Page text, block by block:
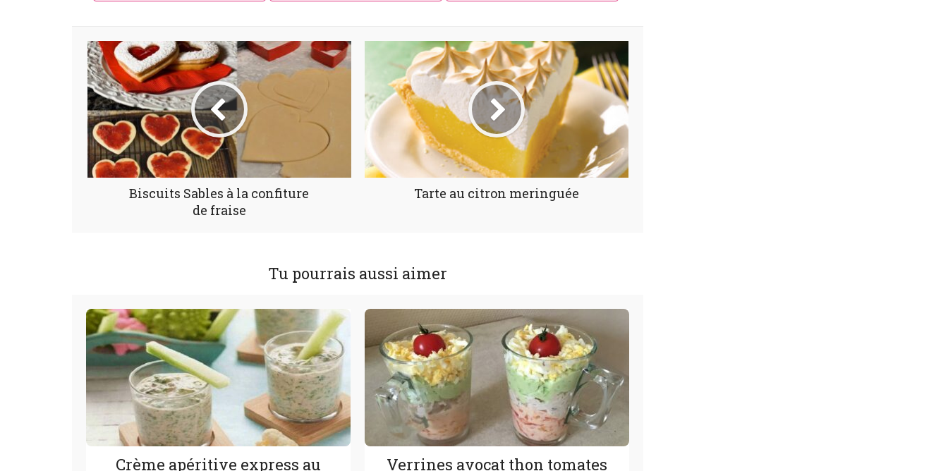
Biscuits Sables à la confiture
de fraise
Tarte au citron meringuée
Tu pourrais aussi aimer
Crème apéritive express au Verrines avocat thon tomates